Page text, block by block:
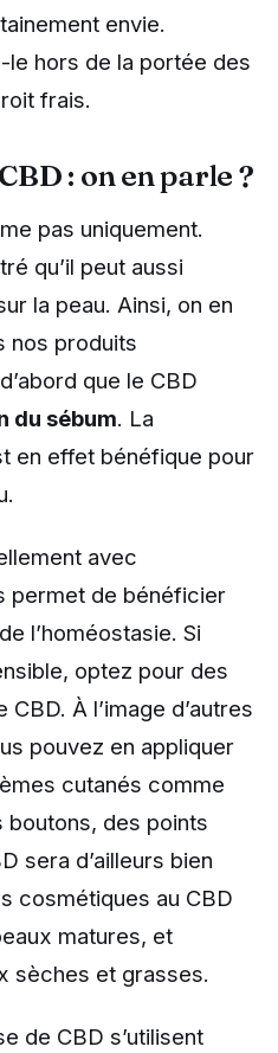
envie.
le hors de la portée des
frais.
: on en parle ?
pas uniquement.
qu’il peut aussi
la peau. Ainsi, on en
nos produits
que le CBD
du sébum. La
en effet bénéfique pour
avec
permet de bénéficier
l’homéostasie. Si
optez pour des
À l’image d’autres
pouvez en appliquer
cutanés comme
boutons, des points
sera d’ailleurs bien
cosmétiques au CBD
matures, et
sèches et grasses.
de CBD s’utilisent